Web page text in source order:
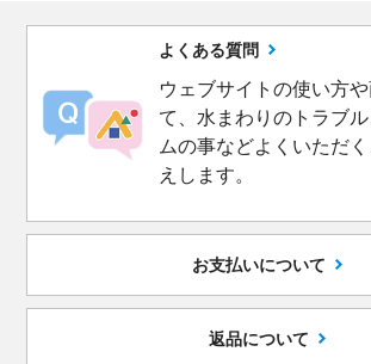
よくある質問
ウェブサイトの使い方
て、水まわりのトラブ
ムの事などよくいただ
えします。
お支払いについて
返品について